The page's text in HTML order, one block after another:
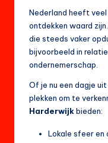
Nederland heeft
ontdekken waard zijn.
die steeds vaker
bijvoorbeeld in
ondernemerschap.
Of je nu een dagje
plekken om te
Harderwijkbieden:
Lokale sfeer